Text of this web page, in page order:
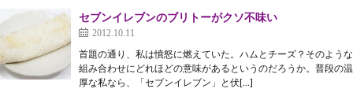
セブンイレブンのブリトーがクソ不味い
2012.10.11
首題の通り、私は憤怒に燃えていた。ハムとチーズ？そのような
組み合わせにどれほどの意味があるというのだろうか。普段の温
厚な私なら、「セブンイレブン」と伏[…]